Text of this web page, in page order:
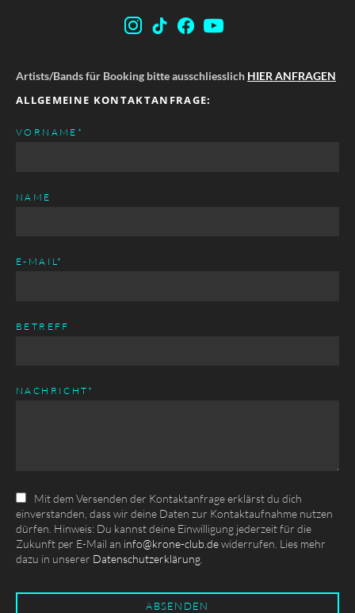
Artists/Bands für Booking bitte ausschliesslich HIER ANFRAGEN
ALLGEMEINE KONTAKTANFRAGE:
PFLICHTFELD
VORNAME *
NAME
PFLICHTFELD
E-MAIL*
BETREFF
PFLICHTFELD
NACHRICHT *
Mit dem Versenden der Kontaktanfrage erklärst du dich
einverstanden, dass wir deine Daten zur Kontaktaufnahme nutzen
dürfen. Hinweis: Du kannst deine Einwilligung jederzeit für die
Zukunft per E-Mail an info@krone-club.dewiderrufen. Lies mehr
dazu in unserer Datenschutzerklärung
ABSENDEN